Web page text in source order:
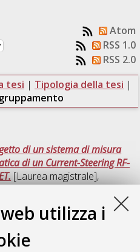
utilizza i
Atom
RSS 1.0
RSS 2.0
tesi | Tipologia della tesi |
di un sistema di misura
di un Current-Steering RF-
[Laurea magistrale],
Studio inIngegneria elettronica
convertitore RFDAC